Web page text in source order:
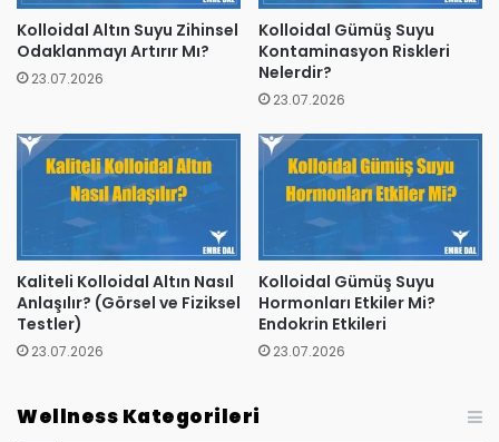
Kolloidal Altın Suyu Zihinsel
Odaklanmayı Artırır Mı?
23.07.2026
Kolloidal Gümüş Suyu
Kontaminasyon Riskleri
Nelerdir?
23.07.2026
Kaliteli Kolloidal Altın Nasıl
Anlaşılır? (Görsel ve Fiziksel
Testler)
23.07.2026
Kolloidal Gümüş Suyu
Hormonları Etkiler Mi?
Endokrin Etkileri
23.07.2026
Wellness Kategorileri